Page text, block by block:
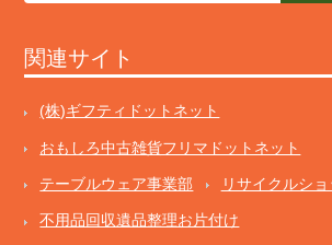
関連サイト
(株)ギフティドットネット
おもしろ中古雑貨フリマドットネット
テーブルウェア事業部 リサイクルシ
不用品回収遺品整理お片付け